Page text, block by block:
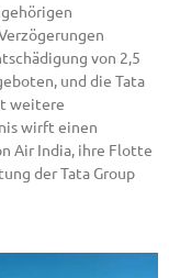
von 2,5
und die Tata
weitere
wirft einen
Air India, ihre Flotte
der Tata Group